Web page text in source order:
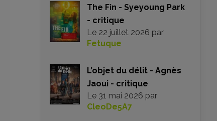
The Fin - Syeyoung Park
- critique
Le 22 juillet 2026 par
Fetuque
L’objet du délit - Agnès
Jaoui - critique
Le 31 mai 2026 par
CleoDe5A7